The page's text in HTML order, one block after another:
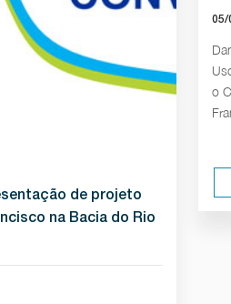
de projeto
na Bacia do Rio
05/
o